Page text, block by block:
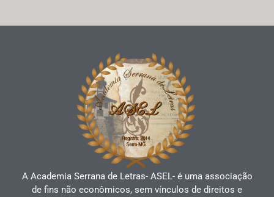
A Academia Serrana de Letras- ASEL- é uma associação
de fins não econômicos, sem vínculos de direitos e